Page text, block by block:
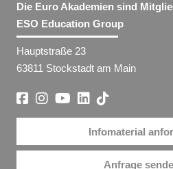
Die Euro Akademien sind
ESO Education Group
Hauptstraße 23
63811 Stockstadt am Main
Infomaterial
Anfrage